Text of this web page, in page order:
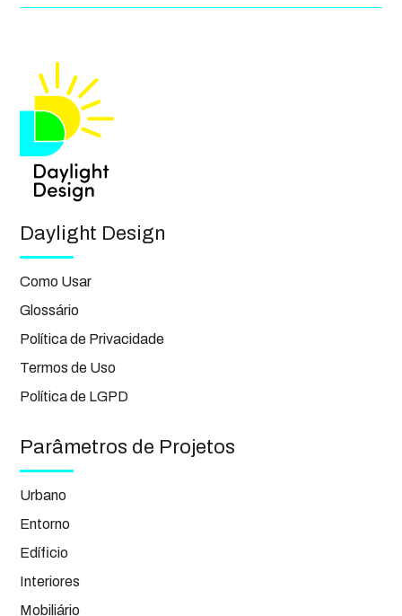
Daylight Design
Como Usar
Glossário
Política de Privacidade
Termos de Uso
Política de LGPD
Parâmetros de Projetos
Urbano
Entorno
Edíficio
Interiores
Mobiliário